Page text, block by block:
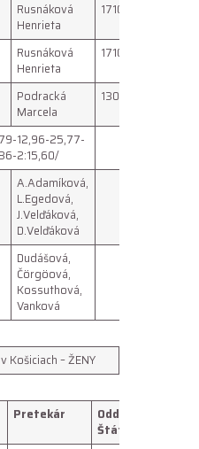
Rusnáková
Henrieta
171071
Rusnáková
Henrieta
171071
Podracká
Marcela
130370
12,96-25,77-
2:15,60/
A.Adamíková,
L.Egedová,
J.Velďáková,
D.Velďáková
Dudášová,
Čörgöová,
Kossuthová,
Vanková
Košiciach – ŽENY
Pretekár
Oddiel/
Štát